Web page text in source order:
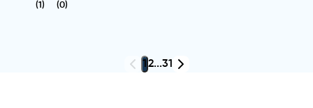
(1 ) (0)
1 2...31